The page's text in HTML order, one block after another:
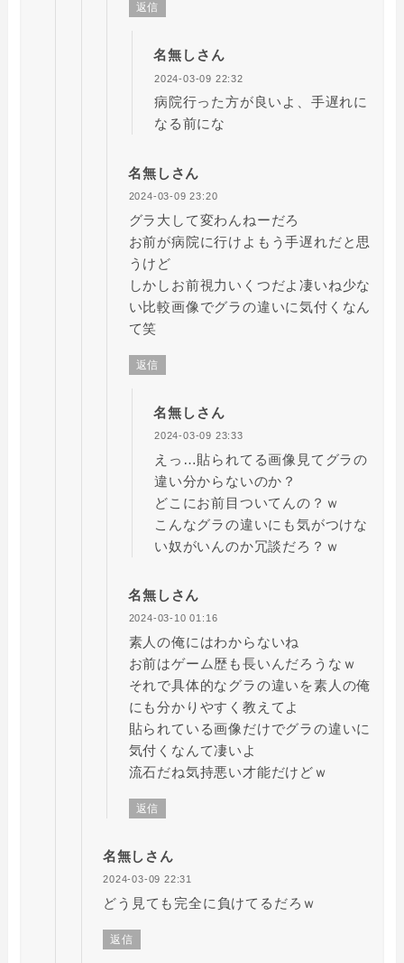
返信
名無しさん
2024-03-09 22:32
病院行った方が良いよ、手遅れに
なる前にな
名無しさん
2024-03-09 23:20
グラ大して変わんねーだろ
お前が病院に行けよもう手遅れだと思
うけど
しかしお前視力いくつだよ凄いね少な
い比較画像でグラの違いに気付くなん
て笑
返信
名無しさん
2024-03-09 23:33
えっ…貼られてる画像見てグラの
違い分からないのか？
どこにお前目ついてんの？ｗ
こんなグラの違いにも気がつけな
い奴がいんのか冗談だろ？ｗ
名無しさん
2024-03-10 01:16
素人の俺にはわからないね
お前はゲーム歴も長いんだろうなｗ
それで具体的なグラの違いを素人の俺
にも分かりやすく教えてよ
貼られている画像だけでグラの違いに
気付くなんて凄いよ
流石だね気持悪い才能だけどｗ
返信
名無しさん
2024-03-09 22:31
どう見ても完全に負けてるだろｗ
返信